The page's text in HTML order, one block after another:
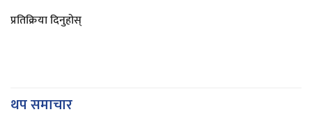
प्रतिक्रिया दिनुहोस्
थप समाचार